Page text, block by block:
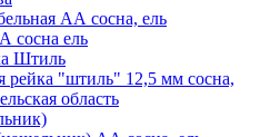
АА сосна, ель
сосна ель
Штиль
рейка "штиль" 12,5 мм сосна,
область